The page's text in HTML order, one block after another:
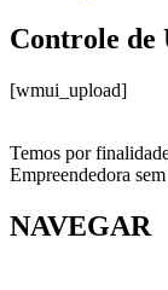
Controle de
[wmui_upload]
Temos por
Empreendedora
NAVEGAR